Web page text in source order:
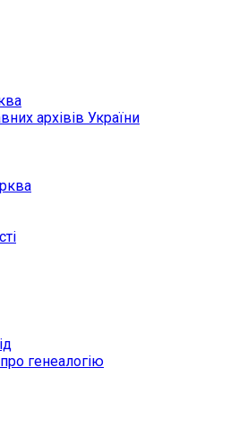
архівів України
генеалогію